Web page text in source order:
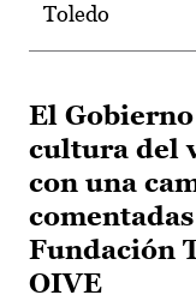
Toledo
El
cultura del
con una
Fundación
OIVE